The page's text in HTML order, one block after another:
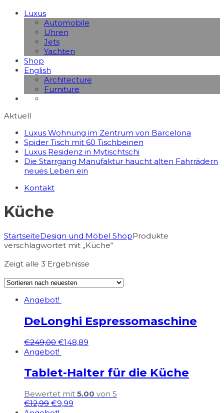
Luxus
Automobile
Uhren
Jets
Yachten
Shop
English
Architecture
Furniture
Aktuell
Luxus Wohnung im Zentrum von Barcelona
Spider Tisch mit 60 Tischbeinen
Luxus Residenz in Mytischtschi
Die Starrgang Manufaktur haucht alten Fahrrädern
neues Leben ein
Kontakt
Küche
StartseiteDesign und Möbel ShopProdukte
verschlagwortet mit „Küche“
Zeigt alle 3 Ergebnisse
Angebot!
DeLonghi Espressomaschine
€249,00 €148,89
Angebot!
Tablet-Halter für die Küche
Bewertet mit 5.00 von 5
€12,99 €9,99